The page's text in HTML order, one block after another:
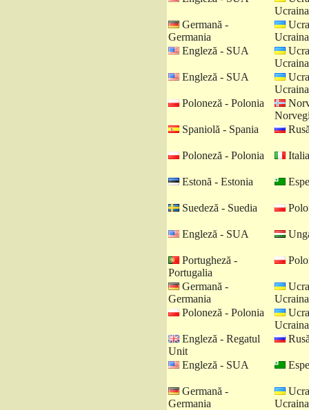
Ucraina
Germană -
Germania
Ucraina
Engleză - SUA
Ucraina
Engleză - SUA
Ucraina
Poloneză - Polonia
Spaniolă - Spania
Poloneză - Polonia
Estonă - Estonia
Suedeză - Suedia
Engleză - SUA
Portugheză -
Portugalia
Germană -
Germania
Ucraina
Poloneză - Polonia
Ucraina
Engleză - Regatul
Unit
Engleză - SUA
Germană -
Germania
Ucraina